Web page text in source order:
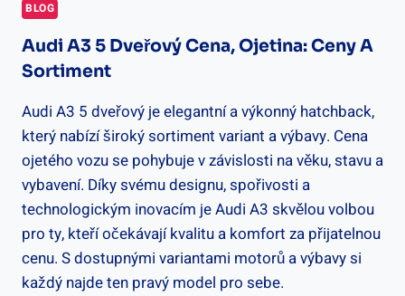
BLOG
Audi A3 5 Dveřový Cena, Ojetina: Ceny A
Sortiment
Audi A3 5 dveřový je elegantní a výkonný hatchback,
který nabízí široký sortiment variant a výbavy. Cena
ojetého vozu se pohybuje v závislosti na věku, stavu a
vybavení. Díky svému designu, spořivosti a
technologickým inovacím je Audi A3 skvělou volbou
pro ty, kteří očekávají kvalitu a komfort za přijatelnou
cenu. S dostupnými variantami motorů a výbavy si
každý najde ten pravý model pro sebe.